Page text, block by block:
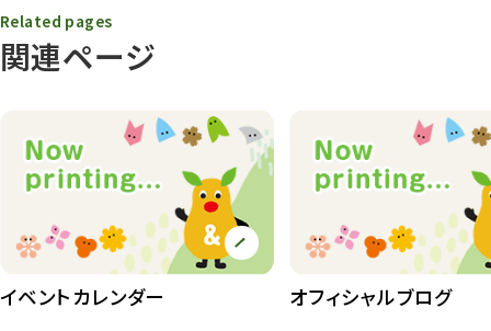
関連ページ
Related pages
イベントカレンダー オフィシャルブログ